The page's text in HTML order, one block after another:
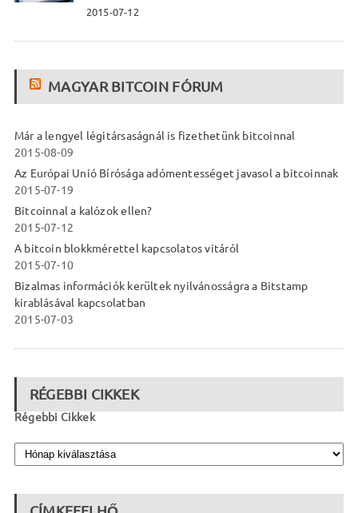
2015-07-12
MAGYAR BITCOIN FÓRUM
Már a lengyel légitársaságnál is fizethetünk bitcoinnal
2015-08-09
Az Európai Unió Bírósága adómentességet javasol a bitcoinnak
2015-07-19
Bitcoinnal a kalózok ellen?
2015-07-12
A bitcoin blokkmérettel kapcsolatos vitáról
2015-07-10
Bizalmas információk kerültek nyilvánosságra a Bitstamp
kirablásával kapcsolatban
2015-07-03
RÉGEBBI CIKKEK
Régebbi Cikkek